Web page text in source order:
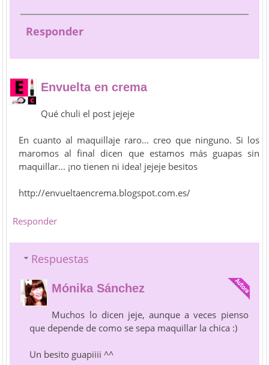
Responder
Envuelta en crema
Qué chuli el post jejeje
En cuanto al maquillaje raro... creo que ninguno. Si los
maromos al final dicen que estamos más guapas sin
maquillar... ¡no tienen ni idea! jejeje besitos
http://envueltaencrema.blogspot.com.es/
Responder
Respuestas
Mónika Sánchez
Muchos lo dicen jeje, aunque a veces pienso
que depende de como se sepa maquillar la chica :)
Un besito guapiiii ^^